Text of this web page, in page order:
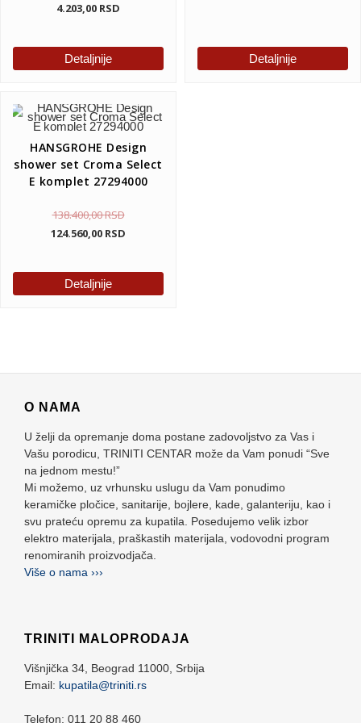
4.203,00 RSD
Detaljnije Detaljnije
HANSGROHE Design
shower set Croma Select
E komplet 27294000
138.400,00RSD
124.560,00 RSD
Detaljnije
O NAMA
U želji da opremanje doma postane zadovoljstvo za Vas i
Vašu porodicu, TRINITI CENTAR može da Vam ponudi “Sve
na jednom mestu!”
Mi možemo, uz vrhunsku uslugu da Vam ponudimo
keramičke pločice, sanitarije, bojlere, kade, galanteriju, kao i
svu prateću opremu za kupatila. Posedujemo velik izbor
elektro materijala, praškastih materijala, vodovodni program
renomiranih proizvodjača.
Više o nama ›››
TRINITI MALOPRODAJA
Višnjička 34, Beograd 11000, Srbija
Email: kupatila@triniti.rs
Telefon: 011 20 88 460